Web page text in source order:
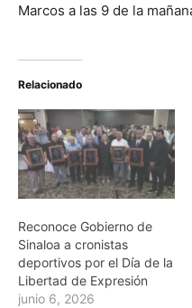
Marcos a las 9 de la
Relacionado
Reconoce Gobierno de
Sinaloa a cronistas
deportivos por el Día de la
Libertad de Expresión
junio 6, 2026